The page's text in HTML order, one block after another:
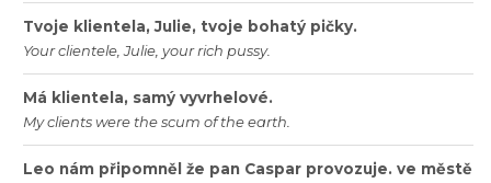
Tvoje klientela,Julie, tvoje bohatý pičky.
Yourclientele,Julie, yourrich pussy.
Má klientela, samý vyvrhelové.
Myclientswerethescum oftheearth.
Leo nám připomněl že pan Caspar provozuje. ve městě